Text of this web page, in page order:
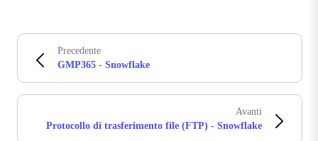
Precedente
GMP365 - Snowflake
Avanti
Protocollo di trasferimento file (FTP) - Snowflake